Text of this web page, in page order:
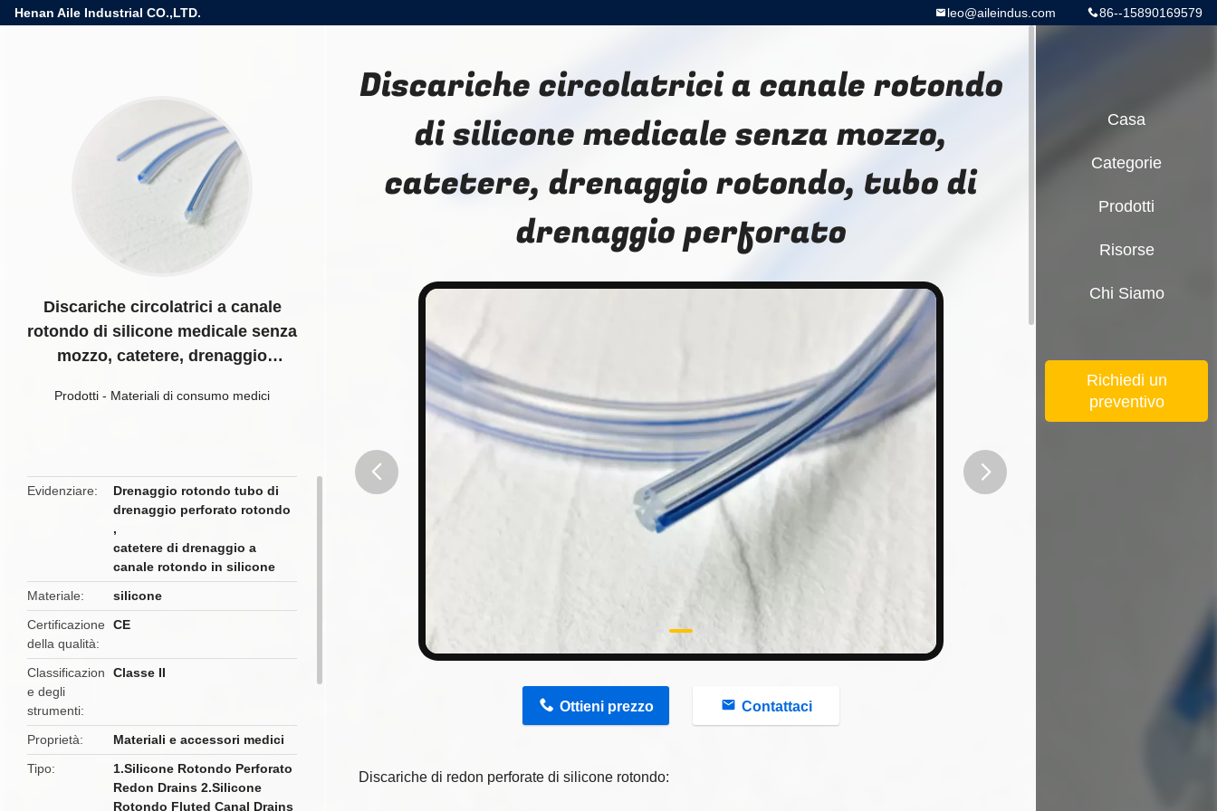
Henan Aile Industrial CO.,LTD. 86--15890169579
leo@aileindus.com
Discariche circolatrici a canale
rotondo di silicone medicale senza
mozzo, catetere, drenaggio
perforato
Prodotti - Materiali di consumo medici
Evidenziare
Drenaggio rotondo tubo di
drenaggio perforato rotondo
,
catetere di drenaggio a
canale rotondo in silicone
Materiale
silicone
Certificazione
della qualità
CE
Classificazion
e degli
strumenti
Classe II
Proprietà
Materiali e accessori medici
Tipo
1.Silicone Rotondo Perforato
Redon Drains 2.Silicone
Rotondo Fluted Canal Drains
Discariche circolatrici a canale rotondo
di silicone medicale senza mozzo,
catetere, drenaggio rotondo, tubo di
drenaggio perforato
Ottieni prezzo Contattaci
Discariche di redon perforate di silicone rotondo:
Casa
Categorie
Prodotti
Risorse
Chi Siamo
Richiedi un
preventivo